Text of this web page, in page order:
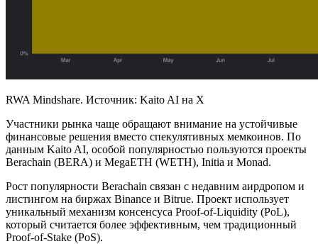
RWA Mindshare. Источник: Kaito AI на X
Участники рынка чаще обращают внимание на устойчивые
финансовые решения вместо спекулятивных мемкоинов. По
данным Kaito AI, особой популярностью пользуются проекты
Berachain (BERA) и MegaETH (WETH), Initia и Monad.
Рост популярности Berachain связан с недавним аирдропом и
листингом на биржах Binance и Bitrue. Проект использует
уникальный механизм консенсуса Proof-of-Liquidity (PoL),
который считается более эффективным, чем традиционный
Proof-of-Stake (PoS).